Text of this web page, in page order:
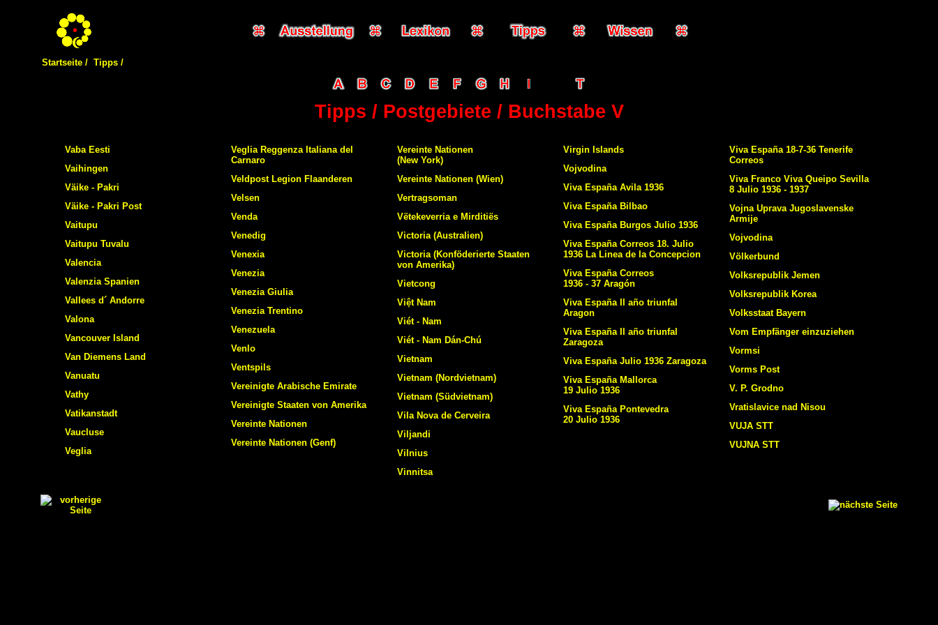
Startseite / Tipps /
Tipps / Postgebiete / Buchstabe V
Vaba Eesti
Vaihingen
Väike - Pakri
Väike - Pakri Post
Vaitupu
Vaitupu Tuvalu
Valencia
Valenzia Spanien
Vallees d´ Andorre
Valona
Vancouver Island
Van Diemens Land
Vanuatu
Vathy
Vatikanstadt
Vaucluse
Veglia
Veglia Reggenza Italiana del
Carnaro
Veldpost Legion Flaanderen
Velsen
Venda
Venedig
Venexia
Venezia
Venezia Giulia
Venezia Trentino
Venezuela
Venlo
Ventspils
Vereinigte Arabische Emirate
Vereinigte Staaten von Amerika
Vereinte Nationen
Vereinte Nationen (Genf)
Vereinte Nationen
(New York)
Vereinte Nationen (Wien)
Vertragsoman
Vëtekeverria e Mirditiës
Victoria (Australien)
Victoria (Konföderierte Staaten
von Amerika)
Vietcong
Việt Nam
Viét - Nam
Viét - Nam Dán-Chú
Vietnam
Vietnam (Nordvietnam)
Vietnam (Südvietnam)
Vila Nova de Cerveira
Viljandi
Vilnius
Vinnitsa
Virgin Islands
Vojvodina
Viva España Avila 1936
Viva España Bilbao
Viva España Burgos Julio 1936
Viva España Correos 18. Julio
1936 La Linea de la Concepcion
Viva España Correos
1936 - 37 Aragón
Viva España Il año triunfal
Aragon
Viva España Il año triunfal
Zaragoza
Viva España Julio 1936 Zaragoza
Viva España Mallorca
19 Julio 1936
Viva España Pontevedra
20 Julio 1936
Viva España 18-7-36 Tenerife
Correos
Viva Franco Viva Queipo Sevilla
8 Julio 1936 - 1937
Vojna Uprava Jugoslavenske
Armije
Vojvodina
Völkerbund
Volksrepublik Jemen
Volksrepublik Korea
Volksstaat Bayern
Vom Empfänger einzuziehen
Vormsi
Vorms Post
V. P. Grodno
Vratislavice nad Nisou
VUJA STT
VUJNA STT